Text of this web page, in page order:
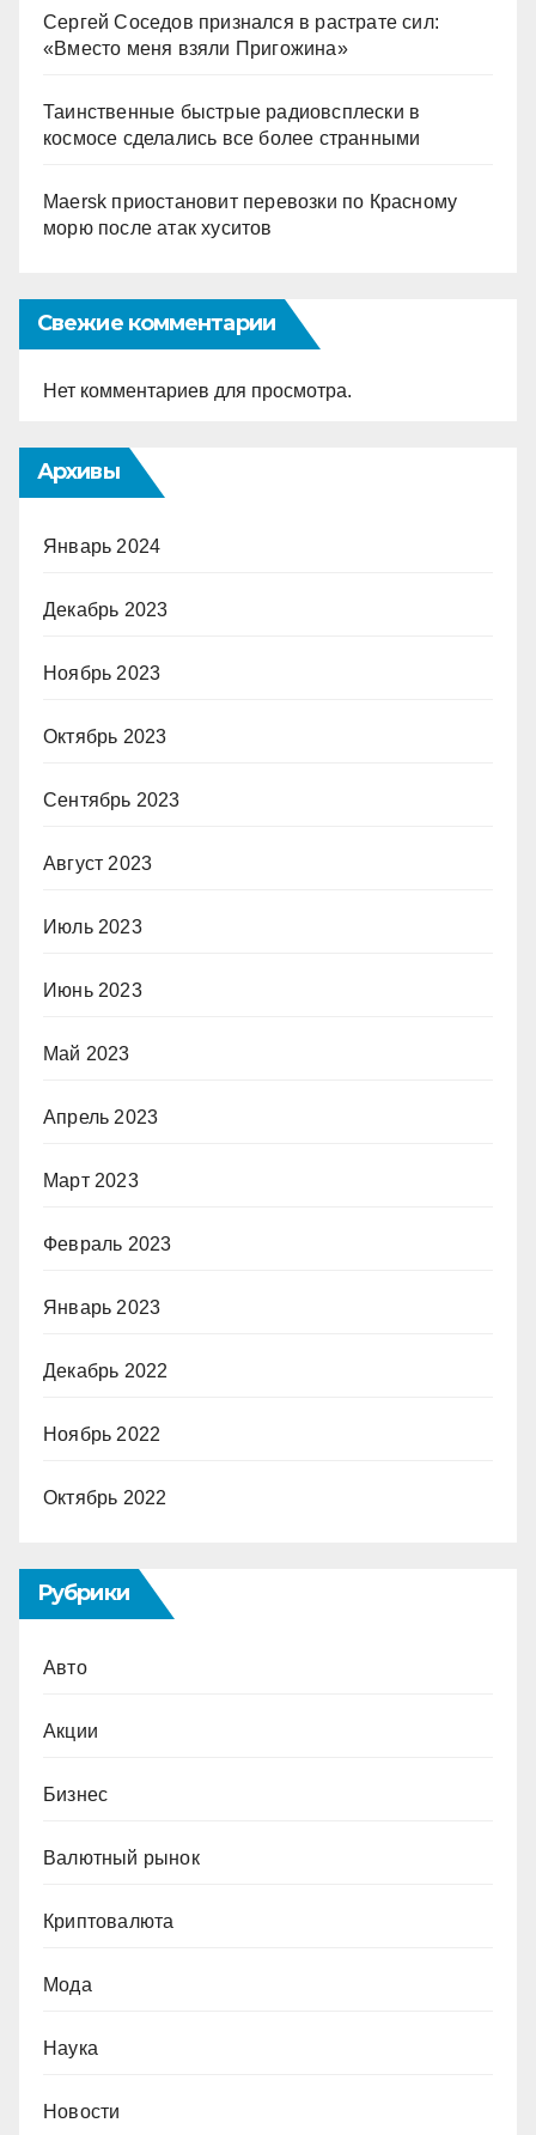
Сергей Соседов признался в растрате сил:
«Вместо меня взяли Пригожина»
Таинственные быстрые радиовсплески в
космосе сделались все более странными
Maersk приостановит перевозки по Красному
морю после атак хуситов
Свежие комментарии
Нет комментариев для просмотра.
Архивы
Январь 2024
Декабрь 2023
Ноябрь 2023
Октябрь 2023
Сентябрь 2023
Август 2023
Июль 2023
Июнь 2023
Май 2023
Апрель 2023
Март 2023
Февраль 2023
Январь 2023
Декабрь 2022
Ноябрь 2022
Октябрь 2022
Рубрики
Авто
Акции
Бизнес
Валютный рынок
Криптовалюта
Мода
Наука
Новости